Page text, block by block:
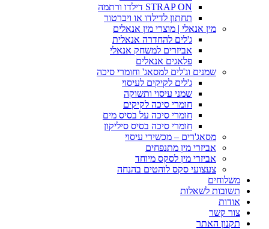
STRAP ON דילדו ורתמה
תחתון לדילדו או ויברטור
מין אנאלי | מוצרי מין אנאלים
ג'לים להחדרה אנאלית
אביזרים למשחק אנאלי
פלאגים אנאלים
שמנים וג'לים למסאג' וחומרי סיכה
ג'לים לקיקים לעיסוי
שמני עיסוי ותשוקה
חומרי סיכה לקיקים
חומרי סיכה על בסיס מים
חומרי סיכה בסיס סיליקון
מסאג'רים – מכשירי עיסוי
אביזרי מין מתנפחים
אביזרי מין לסקס מיוחד
צעצועי סקס לוהטים בהנחה
משלוחים
תשובות לשאלות
אודות
צור קשר
תקנון האתר